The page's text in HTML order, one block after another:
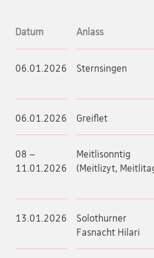
Datum Anlass
06.01.2026 Sternsingen
06.01.2026 Greiflet
08 –
11.01.2026
Meitlisonntig
(Meitlizyt,
13.01.2026
Solothurner
Fasnacht Hilari